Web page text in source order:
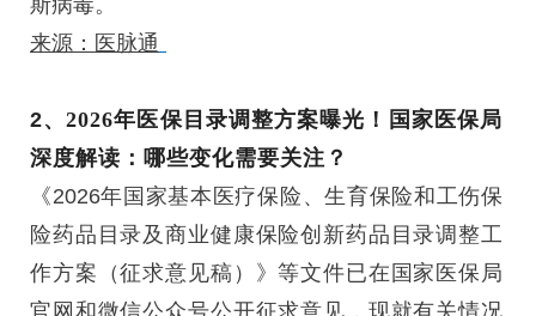
斯病毒。
来源：医脉通
2、2026年医保目录调整方案曝光！国家医保局
深度解读：哪些变化需要关注？
《2026年国家基本医疗保险、生育保险和工伤保
险药品目录及商业健康保险创新药品目录调整工
作方案（征求意见稿）》等文件已在国家医保局